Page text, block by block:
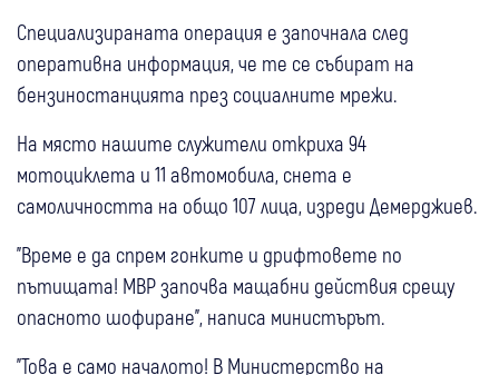
Специализираната операция е започнала след
оперативна информация, че те се събират на
бензиностанцията през социалните мрежи.
На място нашите служители откриха 94
мотоциклета и 11 автомобила, снета е
самоличността на общо 107 лица, изреди Демерджиев.
"Време е да спрем гонките и дрифтовете по
пътищата! МВР започва мащабни действия срещу
опасното шофиране", написа министърът.
"Това е само началото! В Министерство на